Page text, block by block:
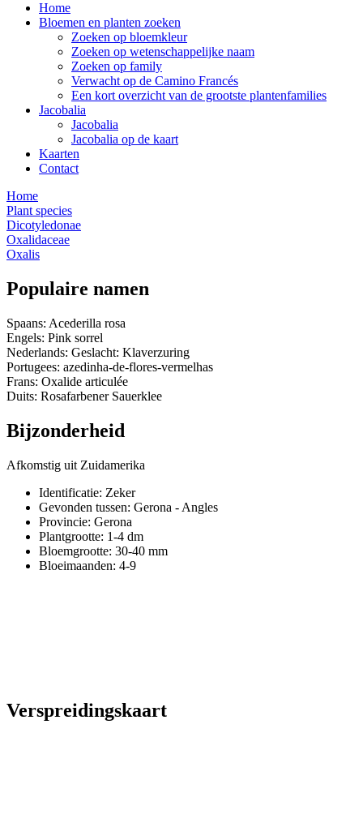
Home
Bloemen en planten zoeken
Zoeken op bloemkleur
Zoeken op wetenschappelijke naam
Zoeken op family
Verwacht op de Camino Francés
Een kort overzicht van de grootste plantenfamilies
Jacobalia
Jacobalia
Jacobalia op de kaart
Kaarten
Contact
Home
Plant species
Dicotyledonae
Oxalidaceae
Oxalis
Populaire namen
Spaans: Acederilla rosa
Engels: Pink sorrel
Nederlands: Geslacht: Klaverzuring
Portugees: azedinha-de-flores-vermelhas
Frans: Oxalide articulée
Duits: Rosafarbener Sauerklee
Bijzonderheid
Afkomstig uit Zuidamerika
Identificatie: Zeker
Gevonden tussen: Gerona - Angles
Provincie: Gerona
Plantgrootte: 1-4 dm
Bloemgrootte: 30-40 mm
Bloeimaanden: 4-9
Verspreidingskaart